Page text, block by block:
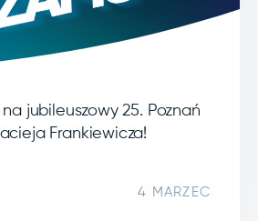
na jubileuszowy 25. Poznań
Frankiewicza!
4 MARZEC